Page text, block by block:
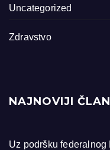
Uncategorized
Zdravstvo
NAJNOVIJI
Uz podršku